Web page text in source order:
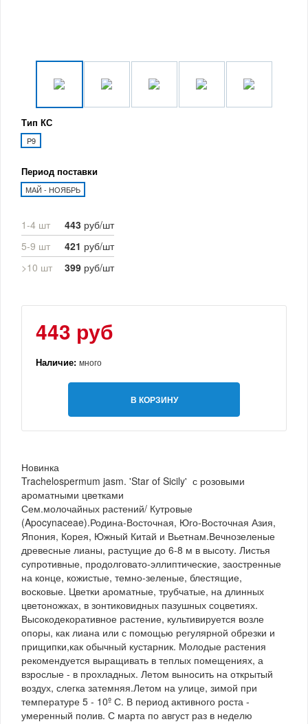
Тип КС
P9
Период поставки
МАЙ - НОЯБРЬ
1-4 шт 443 руб/шт
5-9 шт
421 руб/шт
>10 шт
399 руб/шт
443 руб
Наличие: много
В КОРЗИНУ
Новинка
Trachelospermum jasm. 'Star of Sicily' с розовыми
ароматными цветками
Сем.молочайных растений/ Кутровые
(Apocynaceae).Родина-Восточная, Юго-Восточная Азия,
Япония, Корея, Южный Китай и Вьетнам.Вечнозеленые
древесные лианы, растущие до 6-8 м в высоту. Листья
супротивные, продолговато-эллиптические, заостренные
на конце, кожистые, темно-зеленые, блестящие,
восковые. Цветки ароматные, трубчатые, на длинных
цветоножках, в зонтиковидных пазушных соцветиях.
Высокодекоративное растение, культивируется возле
опоры, как лиана или с помощью регулярной обрезки и
прищипки,как обычный кустарник. Молодые растения
рекомендуется выращивать в теплых помещениях, а
взрослые - в прохладных. Летом выносить на открытый
воздух, слегка затемняя.Летом на улице, зимой при
температуре 5 - 10º С. В период активного роста -
умеренный полив. С марта по август раз в неделю